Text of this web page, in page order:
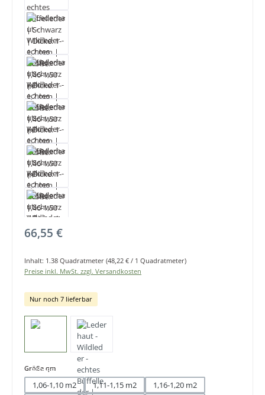
Regulärer Preis:
66,55 €
Inhalt: 1.38 Quadratmeter (48,22 € / 1 Quadratmeter)
Preise inkl. MwSt. zzgl. Versandkosten
Nur noch 7 lieferbar
Größe qm auswählen
1,06-1,10 m2 1,11-1,15 m2
1,16-1,20 m2